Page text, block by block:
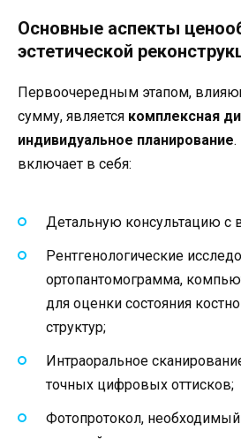
Основные аспекты
эстетической
Первоочередным этапом,
сумму, является комплексная
индивидуальное планирование.
включает в себя:
Детальную консультацию с
Рентгенологические
ортопантомограмма,
для оценки состояния
структур;
Интраоральное
точных цифровых оттисков;
Фотопротокол, необходимый